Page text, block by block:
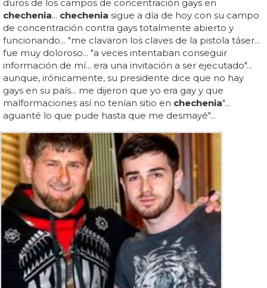
duros de los campos de concentración gays en
chechenia... chechenia sigue a día de hoy con su campo
de concentración contra gays totalmente abierto y
funcionando... "me clavaron los claves de la pistola táser...
fue muy doloroso... "a veces intentaban conseguir
información de mí... era una invitación a ser ejecutado"...
aunque, irónicamente, su presidente dice que no hay
gays en su país... me dijeron que yo era gay y que
malformaciones así no tenían sitio en chechenia"...
aguanté lo que pude hasta que me desmayé"...